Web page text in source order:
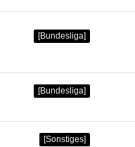
[Bundesliga]
[Bundesliga]
[Sonstiges]